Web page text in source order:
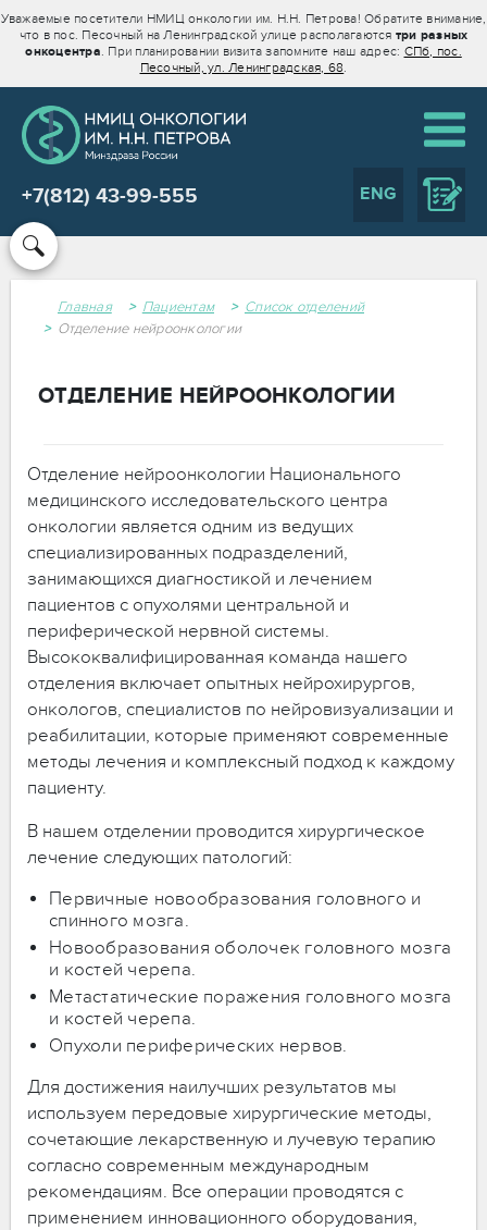
Уважаемые посетители НМИЦ онкологии им. Н.Н. Петрова! Обратите внимание,
что в пос. Песочный на Ленинградской улице располагаются три разных
онкоцентра. При планировании визита запомните наш адрес: СПб, пос.
Песочный, ул. Ленинградская, 68.
+7(812) 43-99-555 ENG
Главная Пациентам
Список отделений
Отделение нейроонкологии
ОТДЕЛЕНИЕ НЕЙРООНКОЛОГИИ
Отделение нейроонкологии Национального
медицинского исследовательского центра
онкологии является одним из ведущих
специализированных подразделений,
занимающихся диагностикой и лечением
пациентов с опухолями центральной и
периферической нервной системы.
Высококвалифицированная команда нашего
отделения включает опытных нейрохирургов,
онкологов, специалистов по нейровизуализации и
реабилитации, которые применяют современные
методы лечения и комплексный подход к каждому
пациенту.
В нашем отделении проводится хирургическое
лечение следующих патологий:
Первичные новообразования головного и
спинного мозга.
Новообразования оболочек головного мозга
и костей черепа.
Метастатические поражения головного мозга
и костей черепа.
Опухоли периферических нервов.
Для достижения наилучших результатов мы
используем передовые хирургические методы,
сочетающие лекарственную и лучевую терапию
согласно современным международным
рекомендациям. Все операции проводятся с
применением инновационного оборудования,